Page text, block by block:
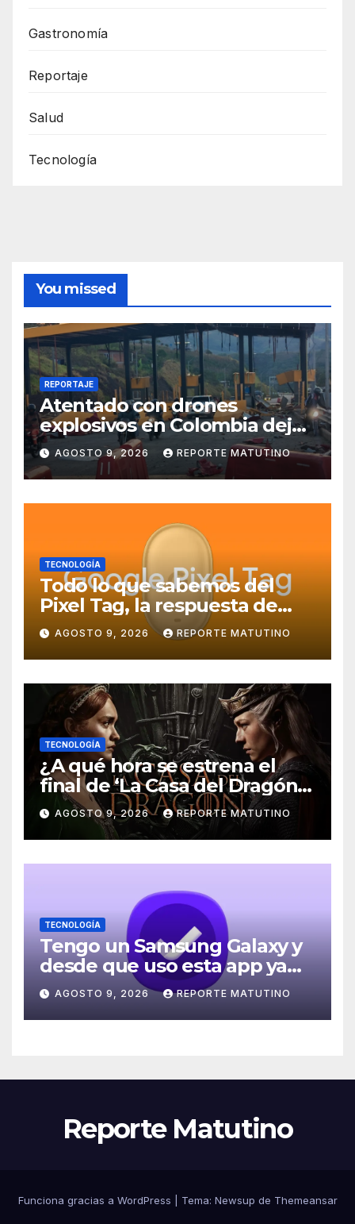
Gastronomía
Reportaje
Salud
Tecnología
You missed
REPORTAJE
Atentado con drones
explosivos en Colombia deja
un policía muerto
AGOSTO 9, 2026 REPORTE MATUTINO
TECNOLOGÍA
Todo lo que sabemos del
Pixel Tag, la respuesta de
Google a los AirTag:
características, precio y más
AGOSTO 9, 2026 REPORTE MATUTINO
TECNOLOGÍA
¿A qué hora se estrena el
final de ‘La Casa del Dragón’
temporada 3 en HBO Max?
AGOSTO 9, 2026 REPORTE MATUTINO
TECNOLOGÍA
Tengo un Samsung Galaxy y
desde que uso esta app ya
no se me olvidan mis
pendientes
AGOSTO 9, 2026 REPORTE MATUTINO
Reporte Matutino
Funciona gracias a WordPress Tema: Newsup de Themeansar